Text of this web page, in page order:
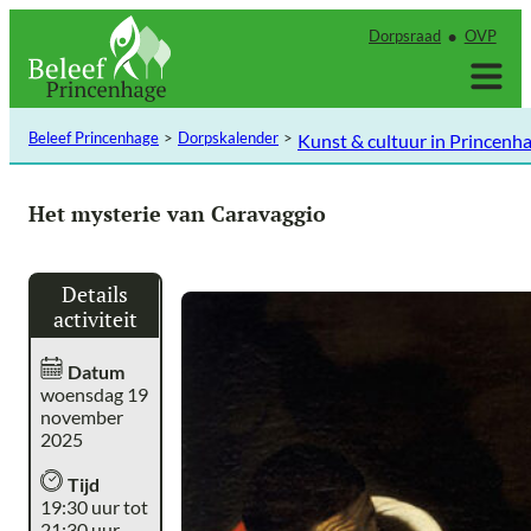
inhoud
Dorpsraad OVP
Beleef Princenhage Dorpskalender Kunst & cultuur in
Het mysterie van Caravaggio
Details
activiteit
Datum
woensdag 19
november
2025
Tijd
19:30 uur tot